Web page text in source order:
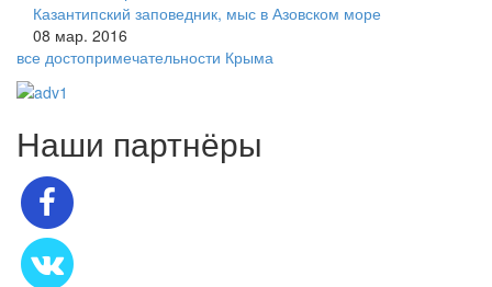
Казантипский заповедник, мыс в Азовском море
08 мар. 2016
все достопримечательности Крыма
Наши партнёры